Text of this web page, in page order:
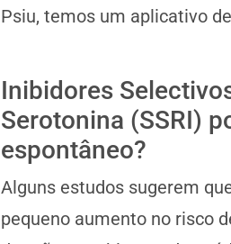
Psiu, temos um aplicativo
Inibidores
Serotonina (SSRI)
espontâneo?
Alguns estudos sugerem
pequeno aumento no risco